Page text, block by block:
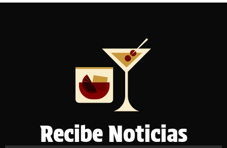
Recibe Noticias